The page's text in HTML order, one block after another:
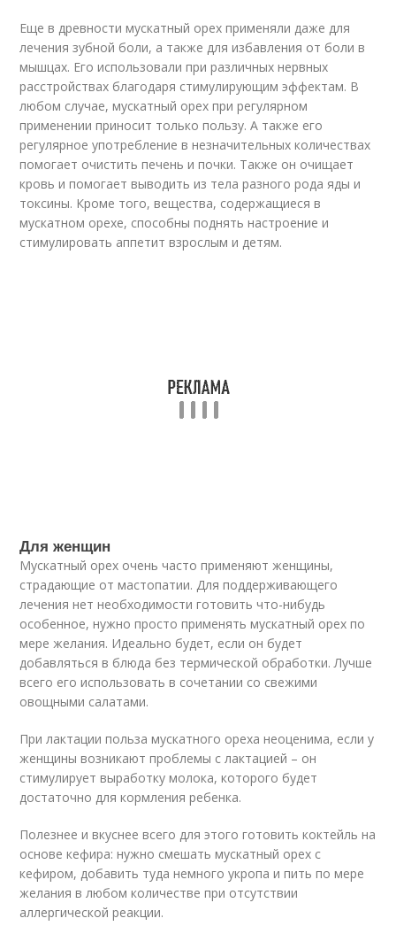
Еще в древности мускатный орех применяли даже для
лечения зубной боли, а также для избавления от боли в
мышцах. Его использовали при различных нервных
расстройствах благодаря стимулирующим эффектам. В
любом случае, мускатный орех при регулярном
применении приносит только пользу. А также его
регулярное употребление в незначительных количествах
помогает очистить печень и почки. Также он очищает
кровь и помогает выводить из тела разного рода яды и
токсины. Кроме того, вещества, содержащиеся в
мускатном орехе, способны поднять настроение и
стимулировать аппетит взрослым и детям.
Для женщин
Мускатный орех очень часто применяют женщины,
страдающие от мастопатии. Для поддерживающего
лечения нет необходимости готовить что-нибудь
особенное, нужно просто применять мускатный орех по
мере желания. Идеально будет, если он будет
добавляться в блюда без термической обработки. Лучше
всего его использовать в сочетании со свежими
овощными салатами.
При лактации польза мускатного ореха неоценима, если у
женщины возникают проблемы с лактацией – он
стимулирует выработку молока, которого будет
достаточно для кормления ребенка.
Полезнее и вкуснее всего для этого готовить коктейль на
основе кефира: нужно смешать мускатный орех с
кефиром, добавить туда немного укропа и пить по мере
желания в любом количестве при отсутствии
аллергической реакции.